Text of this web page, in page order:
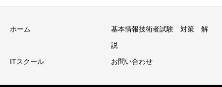
ホーム 基本情報技術者試験 対策 解
説
ITスクール お問い合わせ